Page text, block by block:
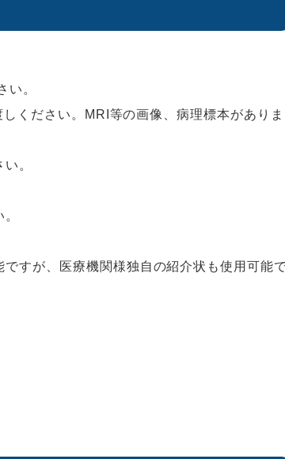
い。
ください。MRI等の画像、病理標本がありま
。
すが、医療機関様独自の紹介状も使用可能